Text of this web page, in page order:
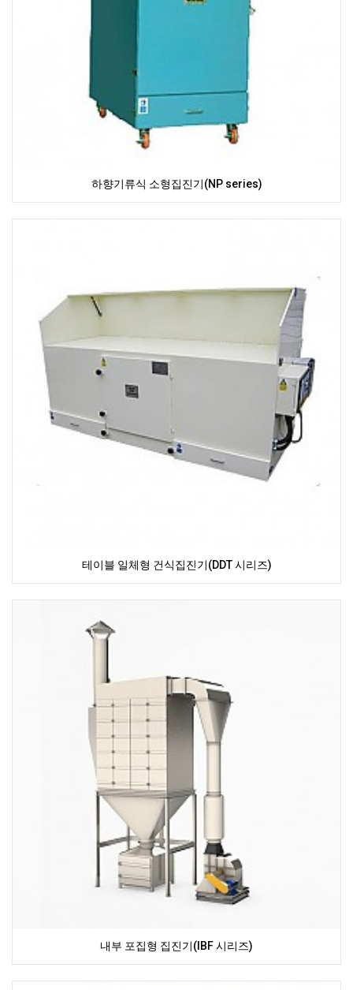
하향기류식 소형집진기(NP series)
테이블 일체형 건식집진기(DDT 시리즈)
내부 포집형 집진기(IBF 시리즈)